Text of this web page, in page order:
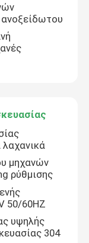
μηχανών
ρύθμισης
50/60HZ
υψηλής
304